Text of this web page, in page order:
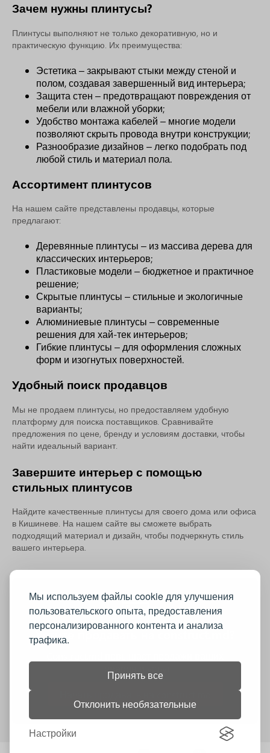
Мы используем файлы cookie для улучшения
пользовательского опыта, предоставления
персонализированного контента и анализа
трафика.
Принять все
Отклонить необязательные
Настройки
Зачем нужны плинтусы?
Плинтусы выполняют не только декоративную, но и
практическую функцию. Их преимущества:
Эстетика – закрывают стыки между стеной и
полом, создавая завершенный вид интерьера;
Защита стен – предотвращают повреждения от
мебели или влажной уборки;
Удобство монтажа кабелей – многие модели
позволяют скрыть провода внутри конструкции;
Разнообразие дизайнов – легко подобрать под
любой стиль и материал пола.
Ассортимент плинтусов
На нашем сайте представлены продавцы, которые
предлагают:
Деревянные плинтусы – из массива дерева для
классических интерьеров;
Пластиковые модели – бюджетное и практичное
решение;
Скрытые плинтусы – стильные и экологичные
варианты;
Алюминиевые плинтусы – современные
решения для хай-тек интерьеров;
Гибкие плинтусы – для оформления сложных
форм и изогнутых поверхностей.
Удобный поиск продавцов
Мы не продаем плинтусы, но предоставляем удобную
платформу для поиска поставщиков. Сравнивайте
предложения по цене, бренду и условиям доставки, чтобы
найти идеальный вариант.
Завершите интерьер с помощью
стильных плинтусов
Найдите качественные плинтусы для своего дома или офиса
в Кишиневе. На нашем сайте вы сможете выбрать
подходящий материал и дизайн, чтобы подчеркнуть стиль
вашего интерьера.
Хотите продавать на construct.md?
товаров и услуг